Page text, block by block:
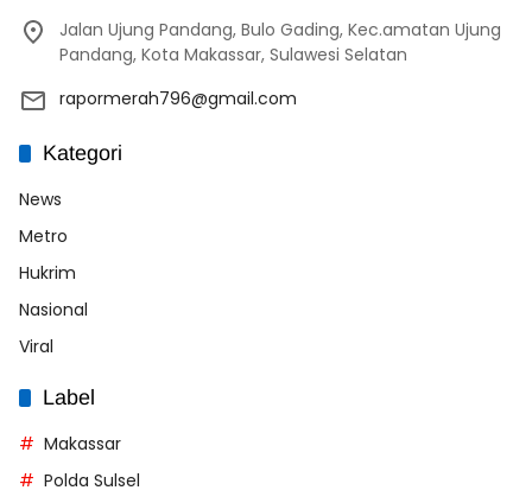
Jalan Ujung Pandang, Bulo Gading, Kec.amatan Ujung
Pandang, Kota Makassar, Sulawesi Selatan
rapormerah796@gmail.com
Kategori
News
Metro
Hukrim
Nasional
Viral
Label
Makassar
Polda Sulsel